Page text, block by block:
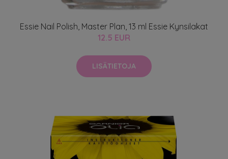
Essie Nail Polish, Master Plan, 13 ml Essie Kynsilakat
12.5 EUR
LISÄTIETOJA